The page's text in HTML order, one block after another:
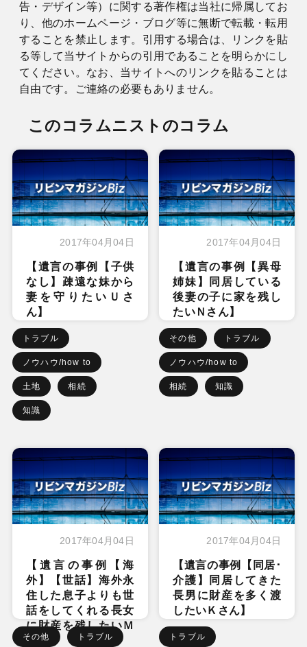
告・デザイン等）に関する著作権は当社に帰属してお
り、他のホームページ・ブログ等に無断で転載・転用
することを禁止します。引用する場合は、リンクを貼
る等して当サイトからの引用であることを明らかにし
てください。なお、当サイトへのリンクを貼ることは
自由です。ご連絡の必要もありません。
このコラムニストのコラム
2017年04月04日
【遺言の事例【子供
なし】疎遠な妹から
妻を守りたいＵさ
ん】
トラブル
ノウハウ/how to
土地 相続
知識
2017年04月04日
【遺言の事例【異母
姉妹】同居している
後妻の子に家を残し
たいＮさん】
その他 トラブル
ノウハウ/how to
相続 知識
2017年04月04日
【遺言の事例【海
外】【世話】海外永
住した息子よりも世
話をしてくれる長女
に財産を残したいＭ
さん】
その他 トラブル
2017年04月04日
【遺言の事例【同居･
介護】同居してきた
長男に財産を多く渡
したいＫさん】
トラブル